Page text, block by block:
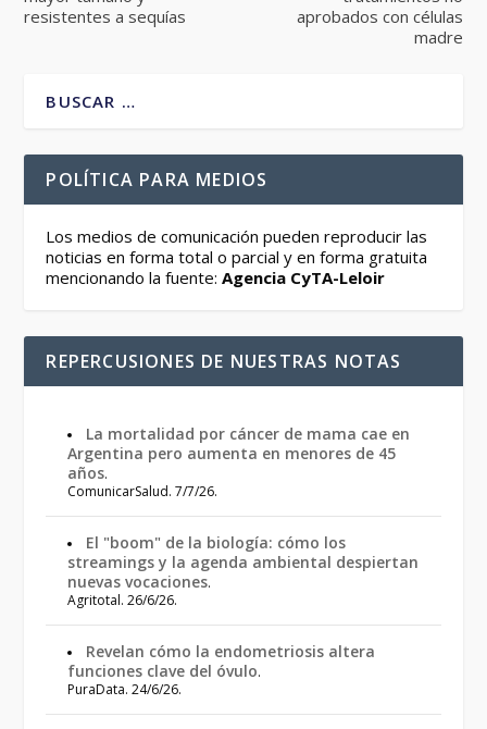
resistentes a sequías
aprobados con células
madre
POLÍTICA PARA MEDIOS
Los medios de comunicación pueden reproducir las
noticias en forma total o parcial y en forma gratuita
mencionando la fuente:Agencia CyTA-Leloir
REPERCUSIONES DE NUESTRAS NOTAS
La mortalidad por cáncer de mama cae en
Argentina pero aumenta en menores de 45
años.
ComunicarSalud. 7/7/26.
El "boom" de la biología: cómo los
streamings y la agenda ambiental despiertan
nuevas vocaciones.
Agritotal. 26/6/26.
Revelan cómo la endometriosis altera
funciones clave del óvulo.
PuraData. 24/6/26.